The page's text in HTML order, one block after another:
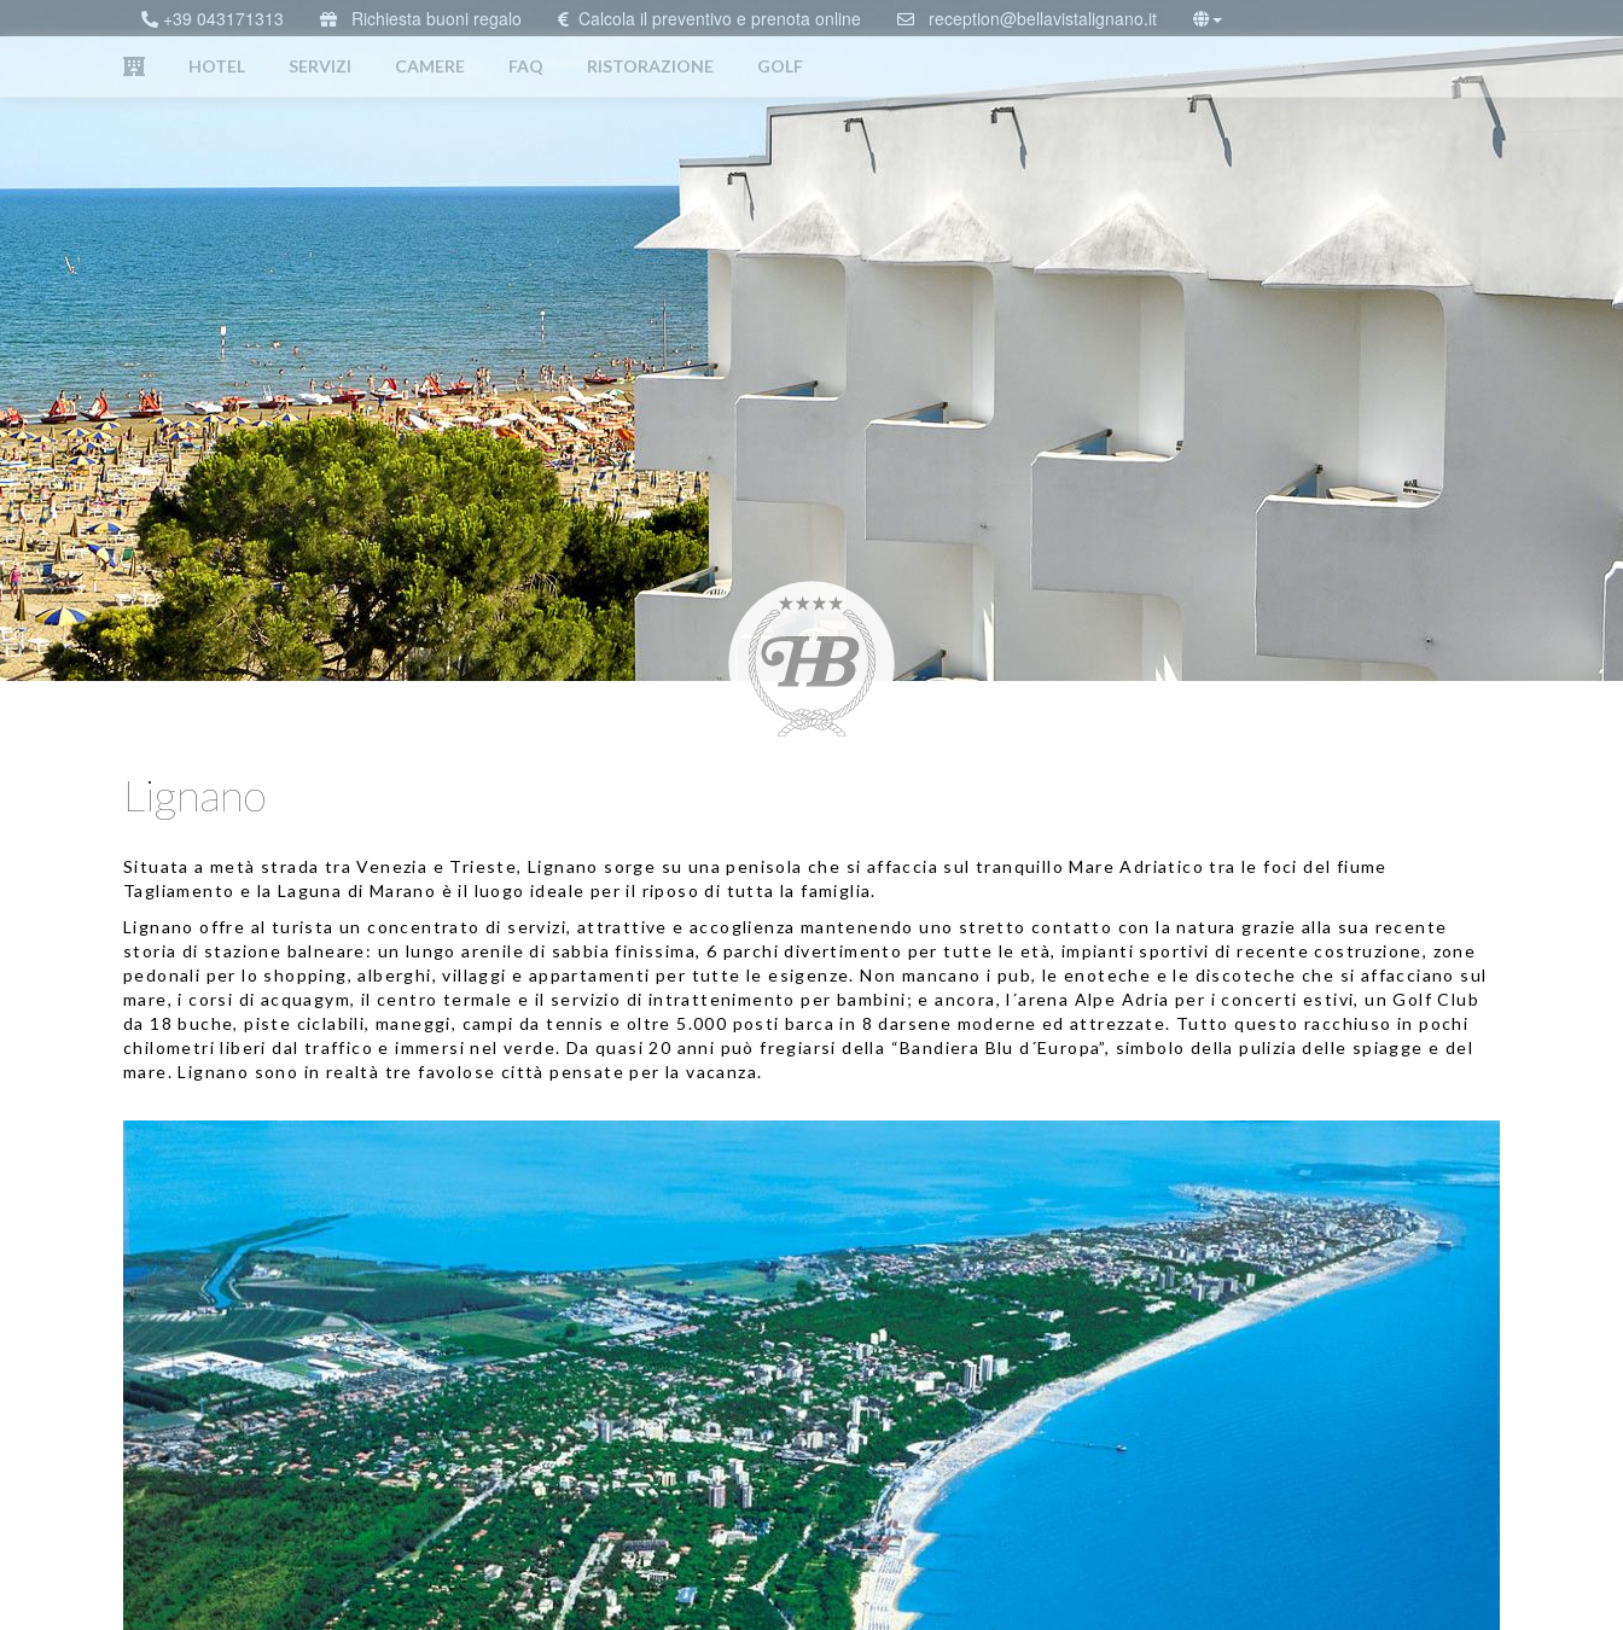
+39 043171313 Richiesta buoni regalo Calcola il preventivo e prenota online reception@bellavistalignano.it
HOTEL SERVIZI CAMERE FAQ RISTORAZIONE GOLF
Lignano
Situata a metà strada tra Venezia e Trieste, Lignano sorge su una penisola che si affaccia sul tranquillo Mare Adriatico tra le foci del fiume
Tagliamento e la Laguna di Marano è il luogo ideale per il riposo di tutta la famiglia.
Lignano offre al turista un concentrato di servizi, attrattive e accoglienza mantenendo uno stretto contatto con la natura grazie alla sua recente
storia di stazione balneare: un lungo arenile di sabbia finissima, 6 parchi divertimento per tutte le età, impianti sportivi di recente costruzione, zone
pedonali per lo shopping, alberghi, villaggi e appartamenti per tutte le esigenze. Non mancano i pub, le enoteche e le discoteche che si affacciano sul
mare, i corsi di acquagym, il centro termale e il servizio di intrattenimento per bambini; e ancora, l´arena Alpe Adria per i concerti estivi, un Golf Club
da 18 buche, piste ciclabili, maneggi, campi da tennis e oltre 5.000 posti barca in 8 darsene moderne ed attrezzate. Tutto questo racchiuso in pochi
chilometri liberi dal traffico e immersi nel verde. Da quasi 20 anni può fregiarsi della “Bandiera Blu d´Europa”, simbolo della pulizia delle spiagge e del
mare. Lignano sono in realtà tre favolose città pensate per la vacanza.